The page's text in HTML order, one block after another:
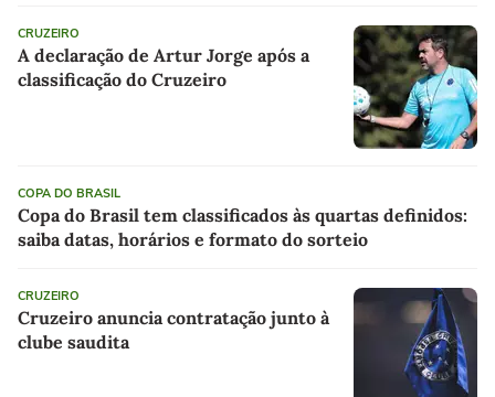
CRUZEIRO
A declaração de Artur Jorge após a
classificação do Cruzeiro
COPA DO BRASIL
Copa do Brasil tem classificados às quartas definidos:
saiba datas, horários e formato do sorteio
CRUZEIRO
Cruzeiro anuncia contratação junto à
clube saudita